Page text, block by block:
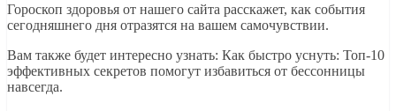
Гороскоп здоровья от нашего сайта расскажет, как события
сегодняшнего дня отразятся на вашем самочувствии.
Вам также будет интересно узнать: Как быстро уснуть: Топ-10
эффективных секретов помогут избавиться от бессонницы
навсегда.